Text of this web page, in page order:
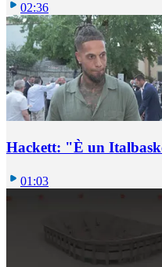
02:36
Hackett: "È un
01:03